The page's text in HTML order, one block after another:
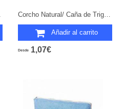
Añadir al carrito
Desde 1,07€